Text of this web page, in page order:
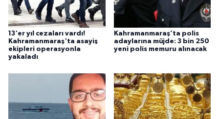
13'er yıl cezaları vardı!
Kahramanmaraş'ta asayiş
ekipleri operasyonla
yakaladı
Kahramanmaraş’ta polis
adaylarına müjde: 3 bin 250
yeni polis memuru alınacak